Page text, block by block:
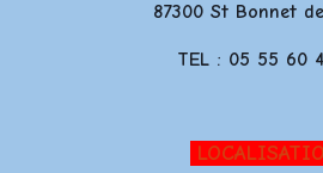
87300 St Bonnet
TEL : 05 55 60